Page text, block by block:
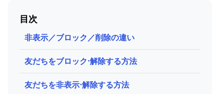
目次
非表示／ブロック／削除の違い
友だちをブロック⋅解除する方法
友だちを非表示⋅解除する方法